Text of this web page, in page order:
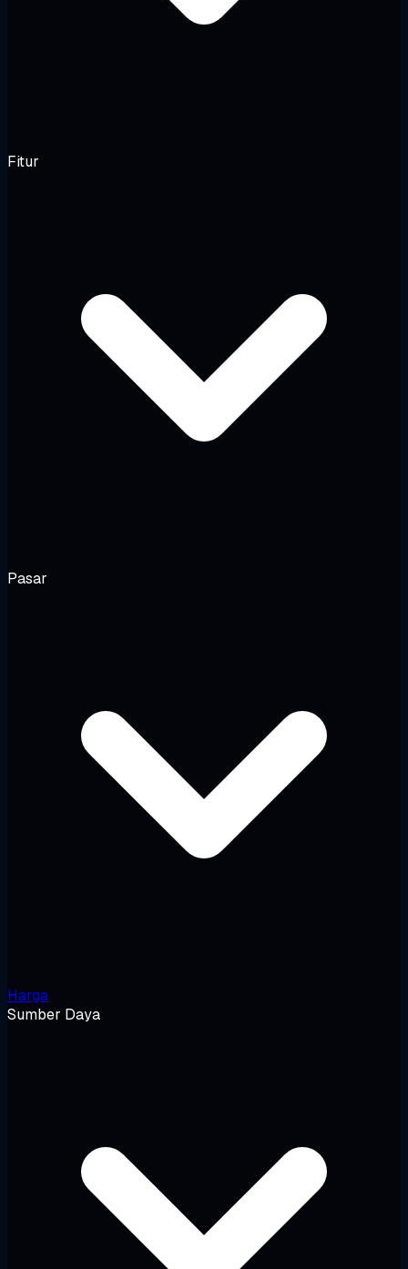
Fitur
Pasar
Harga
Sumber Daya